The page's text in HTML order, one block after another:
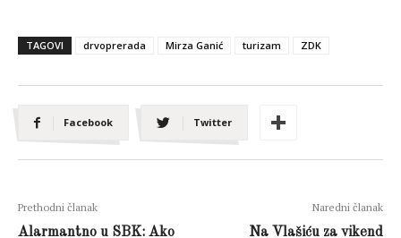
TAGOVI drvoprerada Mirza Ganić turizam ZDK
Facebook Twitter
Prethodni članak
Alarmantno u SBK: Ako
Naredni članak
Na Vlašiću za vikend